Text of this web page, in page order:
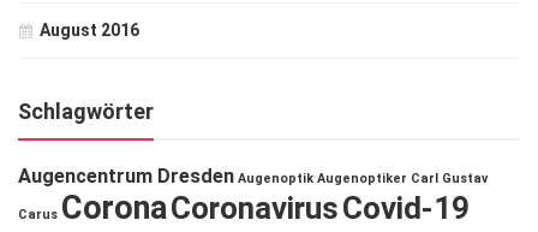
August 2016
Schlagwörter
Augencentrum Dresden Augenoptik Augenoptiker Carl Gustav
Carus CoronaCoronavirusCovid-19